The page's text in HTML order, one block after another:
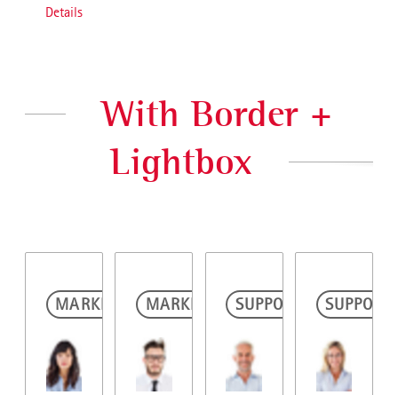
Details
With Border +
Lightbox
MARKETING MARKETING SUPPORT SUPPORT